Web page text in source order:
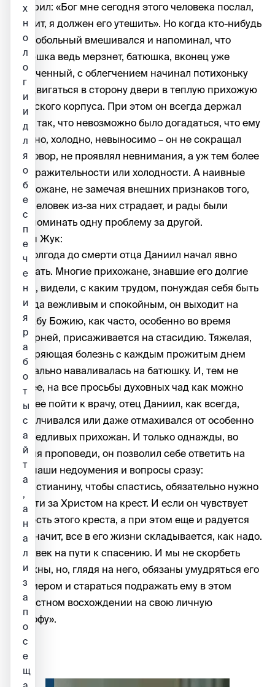
говорил: «Бог мне сегодня этого человека послал,
значит, я должен его утешить». Но когда кто-нибудь
сердобольный вмешивался и напоминал, что
батюшка ведь мерзнет, батюшка, вконец уже
измученный, с облегчением начинал потихоньку
продвигаться в сторону двери в теплую прихожую
братского корпуса. При этом он всегда держал
себя так, что невозможно было догадаться, что ему
трудно, холодно, невыносимо – он не сокращал
разговор, не проявлял невнимания, а уж тем более
раздражительности или холодности. А наивные
прихожане, не замечая внешних признаков того,
что человек из-за них страдает, и рады были
припоминать одну проблему за другой.
Иван Жук:
За полгода до смерти отца Даниил начал явно
сдавать. Многие прихожане, знавшие его долгие
годы, видели, с каким трудом, понуждая себя быть
всегда вежливым и спокойным, он выходит на
службу Божию, как часто, особенно во время
вечерней, присаживается на стасидию. Тяжелая,
изнуряющая болезнь с каждым прожитым днем
буквально наваливалась на батюшку. И, тем не
менее, на все просьбы духовных чад как можно
скорее пойти к врачу, отец Даниил, как всегда,
отмалчивался или даже отмахивался от особенно
надоедливых прихожан. И только однажды, во
время проповеди, он позволил себе ответить на
все наши недоумения и вопросы сразу:
«Христианину, чтобы спастись, обязательно нужно
взойти за Христом на крест. И если он чувствует
тяжесть этого креста, а при этом еще и радуется
ей, значит, все в его жизни складывается, как надо.
Человек на пути к спасению. И мы не скорбеть
должны, но, глядя на него, обязаны умудряться его
примером и стараться подражать ему в этом
радостном восхождении на свою личную
Голгофу».
х
н
о
л
о
г
и
и
д
л
я
о
б
е
с
п
е
ч
е
н
и
я
р
а
б
о
т
ы
с
а
й
т
а
,
а
н
а
л
и
з
а
п
о
с
е
щ